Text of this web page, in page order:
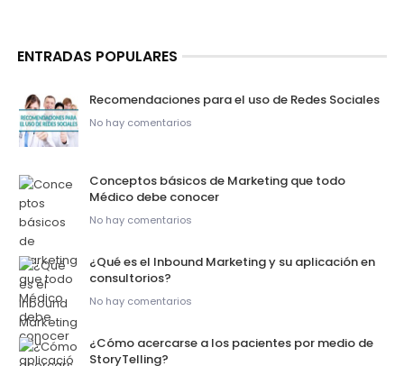
ENTRADAS POPULARES
Recomendaciones para el uso de Redes Sociales
No hay comentarios
Conceptos básicos de Marketing que todo
Médico debe conocer
No hay comentarios
¿Qué es el Inbound Marketing y su aplicación en
consultorios?
No hay comentarios
¿Cómo acercarse a los pacientes por medio de
StoryTelling?